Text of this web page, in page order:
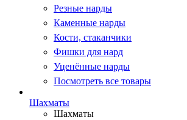
Резные нарды
Каменные нарды
Кости, стаканчики
Фишки для нард
Уценённые нарды
Посмотреть все товары
Шахматы
Шахматы